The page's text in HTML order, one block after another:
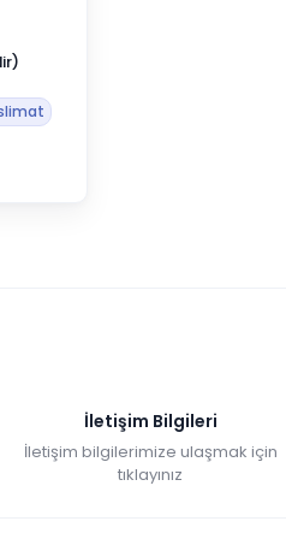
İletişim Bilgileri
İletişim bilgilerimize ulaşmak için
tıklayınız